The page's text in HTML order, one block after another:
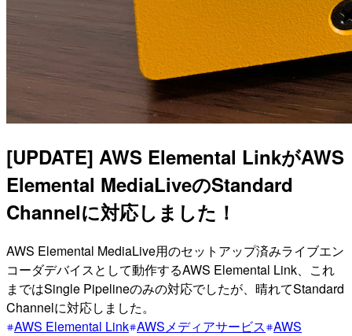
[UPDATE] AWS Elemental LinkがAWS
Elemental MediaLiveのStandard
Channelに対応しました！
AWS Elemental MediaLive用のセットアップ済みライブエン
コーダデバイスとして動作するAWS Elemental Link、これ
まではSingle Pipelineのみの対応でしたが、晴れてStandard
Channelに対応しました。
AWS Elemental Link AWSメディアサービス AWS